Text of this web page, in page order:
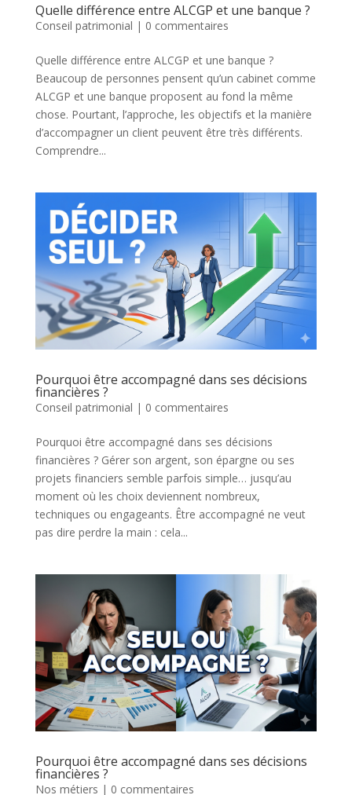
Quelle différence entre ALCGP et une banque ?
Conseil patrimonial | 0 commentaires
Quelle différence entre ALCGP et une banque ?
Beaucoup de personnes pensent qu’un cabinet comme
ALCGP et une banque proposent au fond la même
chose. Pourtant, l’approche, les objectifs et la manière
d’accompagner un client peuvent être très différents.
Comprendre...
Pourquoi être accompagné dans ses décisions
financières ?
Conseil patrimonial | 0 commentaires
Pourquoi être accompagné dans ses décisions
financières ? Gérer son argent, son épargne ou ses
projets financiers semble parfois simple… jusqu’au
moment où les choix deviennent nombreux,
techniques ou engageants. Être accompagné ne veut
pas dire perdre la main : cela...
Pourquoi être accompagné dans ses décisions
financières ?
Nos métiers | 0 commentaires